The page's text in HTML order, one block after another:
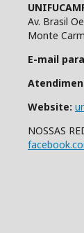
Av. Brasil
Monte
E-mail
Website:
NOSSAS